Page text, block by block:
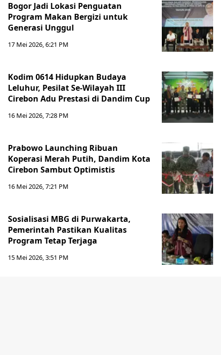
Bogor Jadi Lokasi Penguatan
Program Makan Bergizi untuk
Generasi Unggul
17 Mei 2026, 6:21 PM
Kodim 0614 Hidupkan Budaya
Leluhur, Pesilat Se-Wilayah III
Cirebon Adu Prestasi di Dandim Cup
16 Mei 2026, 7:28 PM
Prabowo Launching Ribuan
Koperasi Merah Putih, Dandim Kota
Cirebon Sambut Optimistis
16 Mei 2026, 7:21 PM
Sosialisasi MBG di Purwakarta,
Pemerintah Pastikan Kualitas
Program Tetap Terjaga
15 Mei 2026, 3:51 PM